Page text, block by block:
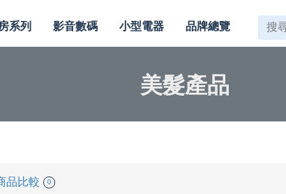
系列 影音數碼 小型電器 品牌總覽
美髮產品
品比較 0